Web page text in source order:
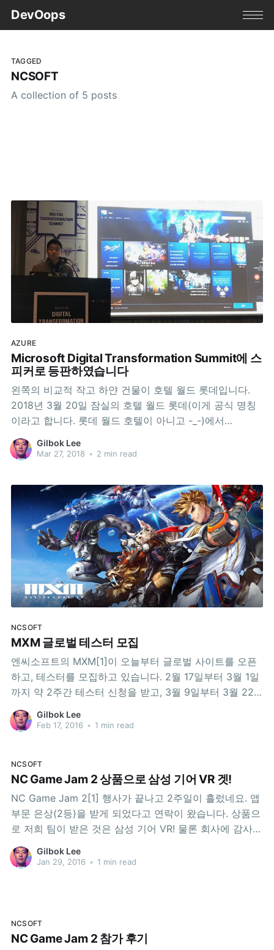
DevOops
TAGGED
NCSOFT
A collection of 5 posts
AZURE
Microsoft Digital Transformation Summit에 스
피커로 등판하였습니다
왼쪽의 비교적 작고 하얀 건물이 호텔 월드 롯데입니다.
2018년 3월 20일 잠실의 호텔 월드 롯데(이게 공식 명칭
이라고 합니다. 롯데 월드 호텔이 아니고 -_-)에서
Microsoft Digital Transformation Summit이 열렸습니
다. 점심 먹은 후 진행되는 Game 트랙의 첫세션에 한국
Gilbok Lee
Mar 27, 2018 • 2 min read
NCSOFT
MXM 글로벌 테스터 모집
엔씨소프트의 MXM[1]이 오늘부터 글로벌 사이트를 오픈
하고, 테스터를 모집하고 있습니다. 2월 17일부터 3월 1일
까지 약 2주간 테스터 신청을 받고, 3월 9일부터 3월 22
일까지 글로벌 테스트를 진행한다고 합니다. 한국, 일본,
대만에서 동시에 진행한다고 합니다. MXM 글로벌 테스트
Gilbok Lee
Feb 17, 2016 • 1 min read
NCSOFT
NC Game Jam 2 상품으로 삼성 기어 VR 겟!
NC Game Jam 2[1] 행사가 끝나고 2주일이 흘렀네요. 앱
부문 은상(2등)을 받게 되었다고 연락이 왔습니다. 상품으
로 저희 팀이 받은 것은 삼성 기어 VR! 물론 회사에 감사합
니다... 그런데 이걸 어따 써~ 아는 분은 아시겠지만, 이 제
품의 경우 갤럭시 노트5 또는 S6 또는 엣지6와 같은 신형
Gilbok Lee
Jan 29, 2016 • 1 min read
NCSOFT
NC Game Jam 2 참가 후기